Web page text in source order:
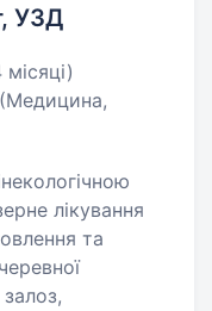
УЗД
(Медицина,
лікування
та